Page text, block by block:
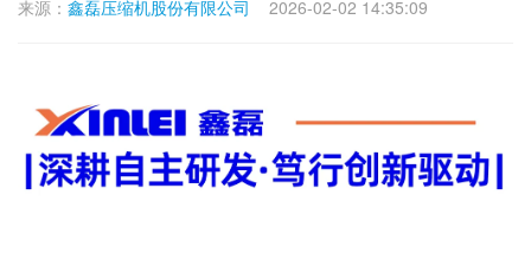
来源： 鑫磊压缩机股份有限公司 2026-02-02 14:35:09